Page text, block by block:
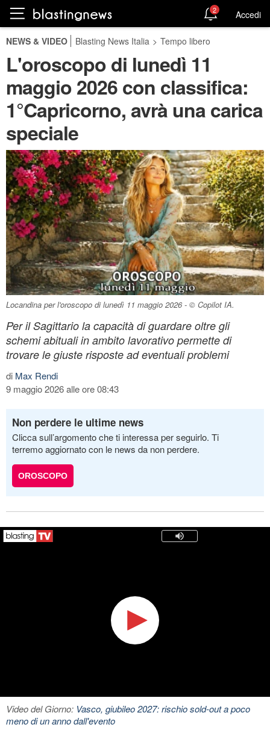
2 Accedi
NEWS & VIDEO Blasting News Italia > Tempo libero
L'oroscopo di lunedì 11
maggio 2026 con classifica:
1°Capricorno, avrà una carica
speciale
Locandina per l'oroscopo di lunedì 11 maggio 2026 - © Copilot IA.
Per il Sagittario la capacità di guardare oltre gli
schemi abituali in ambito lavorativo permette di
trovare le giuste risposte ad eventuali problemi
di Max Rendi
9 maggio 2026 alle ore 08:43
Non perdere le ultime news
Clicca sull’argomento che ti interessa per seguirlo. Ti
terremo aggiornato con le news da non perdere.
OROSCOPO
Video del Giorno: Vasco, giubileo 2027: rischio sold-out a poco
meno di un anno dall'evento